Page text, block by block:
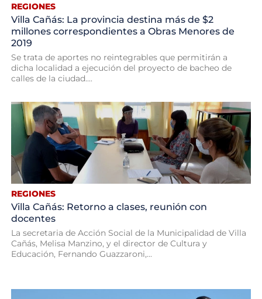
REGIONES
Villa Cañás: La provincia destina más de $2
millones correspondientes a Obras Menores de
2019
Se trata de aportes no reintegrables que permitirán a
dicha localidad a ejecución del proyecto de bacheo de
calles de la ciudad....
REGIONES
Villa Cañás: Retorno a clases, reunión con
docentes
La secretaria de Acción Social de la Municipalidad de Villa
Cañás, Melisa Manzino, y el director de Cultura y
Educación, Fernando Guazzaroni,...